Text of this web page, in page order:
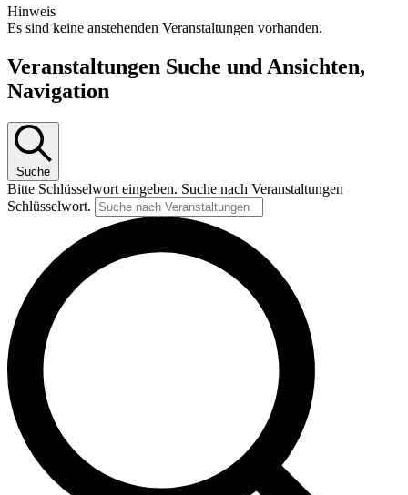
Hinweis
Es sind keine anstehenden Veranstaltungen vorhanden.
Veranstaltungen Suche und Ansichten,
Navigation
Suche
Bitte Schlüsselwort eingeben. Suche nach Veranstaltungen
Schlüsselwort.